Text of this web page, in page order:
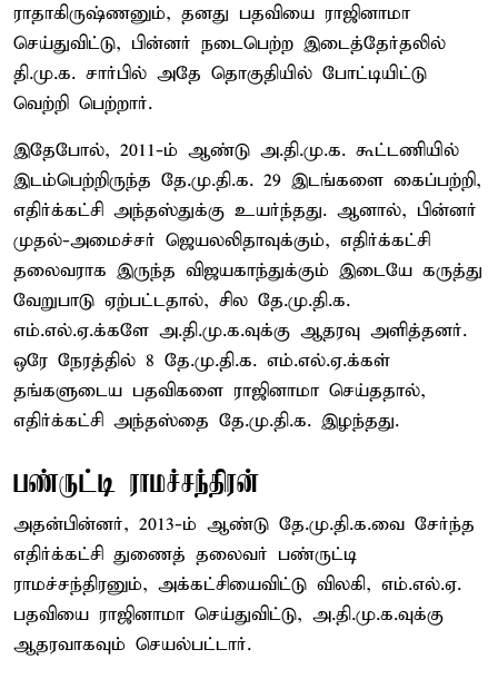
ராதாகிருஷ்ணனும், தனது பதவியை ராஜினாமா
செய்துவிட்டு, பின்னர் நடைபெற்ற இடைத்தேர்தலில்
தி.மு.க. சார்பில் அதே தொகுதியில் போட்டியிட்டு
வெற்றி பெற்றார்.
இதேபோல், 2011-ம் ஆண்டு அ.தி.மு.க. கூட்டணியில்
இடம்பெற்றிருந்த தே.மு.தி.க. 29 இடங்களை கைப்பற்றி,
எதிர்க்கட்சி அந்தஸ்துக்கு உயர்ந்தது. ஆனால், பின்னர்
முதல்-அமைச்சர் ஜெயலலிதாவுக்கும், எதிர்க்கட்சி
தலைவராக இருந்த விஜயகாந்துக்கும் இடையே கருத்து
வேறுபாடு ஏற்பட்டதால், சில தே.மு.தி.க.
எம்.எல்.ஏ.க்களே அ.தி.மு.க.வுக்கு ஆதரவு அளித்தனர்.
ஒரே நேரத்தில் 8 தே.மு.தி.க. எம்.எல்.ஏ.க்கள்
தங்களுடைய பதவிகளை ராஜினாமா செய்ததால்,
எதிர்க்கட்சி அந்தஸ்தை தே.மு.தி.க. இழந்தது.
பண்ருட்டி ராமச்சந்திரன்
அதன்பின்னர், 2013-ம் ஆண்டு தே.மு.தி.க.வை சேர்ந்த
எதிர்க்கட்சி துணைத் தலைவர் பண்ருட்டி
ராமச்சந்திரனும், அக்கட்சியைவிட்டு விலகி, எம்.எல்.ஏ.
பதவியை ராஜினாமா செய்துவிட்டு, அ.தி.மு.க.வுக்கு
ஆதரவாகவும் செயல்பட்டார்.